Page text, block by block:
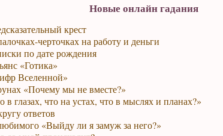
Новые онлайн гадания
крест
черточках на работу и деньги
по дате рождения
«Готика»
Вселенной»
«Почему мы не вместе?»
в глазах, что на устах, что в мыслях и планах?»
ответов
«Выйду ли я замуж за него?»